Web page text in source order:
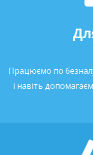
Працюємо по
і навіть